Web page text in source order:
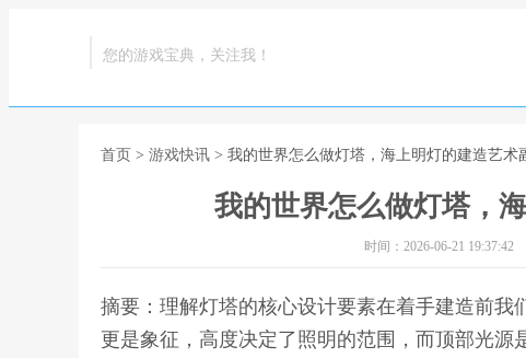
您的游戏宝典，关注我！
首页 > 游戏快讯 > 我的世界怎么做灯塔，海上明灯的建造艺术
我的世界怎么做灯塔，
时间：2026-06-21 19:37:42
摘要：理解灯塔的核心设计要素在着手建造前
更是象征，高度决定了照明的范围，而顶部光